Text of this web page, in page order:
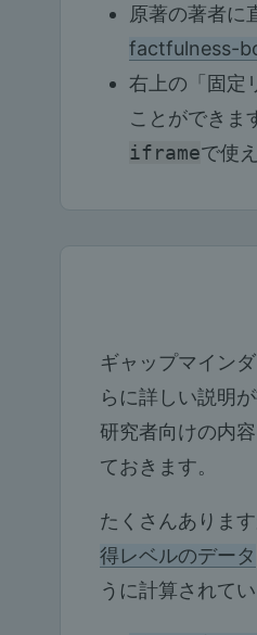
原著の著者に
factfulness-
右上の「固定
ことができま
iframeで使
ギャップマイン
らに詳しい説明
研究者向けの内
ておきます。
たくさんありま
得レベルのデータ
うに計算されて